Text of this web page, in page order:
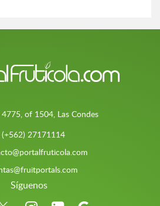
of 1504, Las Condes
(+562) 27171114
Síguenos